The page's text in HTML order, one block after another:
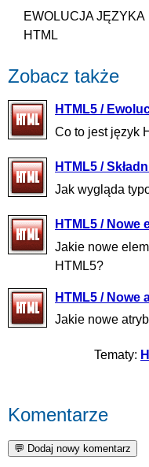
EWOLUCJA JĘZYKA
HTML
Zobacz także
HTML5 /
Co to jest język
HTML5 /
Jak wygląda
HTML5 / Nowe
Jakie nowe
HTML5?
HTML5 / Nowe
Jakie nowe
Tematy:
Komentarze